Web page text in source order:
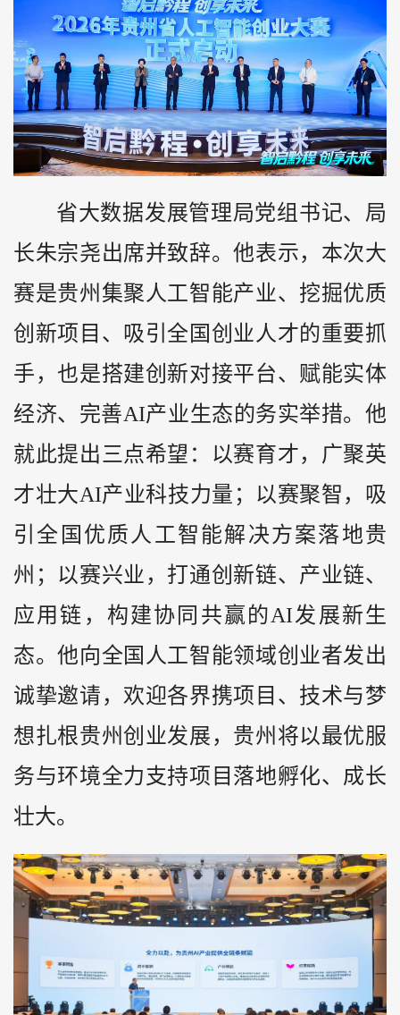
省大数据发展管理局党组书记、局
长朱宗尧出席并致辞。他表示，本次大
赛是贵州集聚人工智能产业、挖掘优质
创新项目、吸引全国创业人才的重要抓
手，也是搭建创新对接平台、赋能实体
经济、完善AI产业生态的务实举措。他
就此提出三点希望：以赛育才，广聚英
才壮大AI产业科技力量；以赛聚智，吸
引全国优质人工智能解决方案落地贵
州；以赛兴业，打通创新链、产业链、
应用链，构建协同共赢的AI发展新生
态。他向全国人工智能领域创业者发出
诚挚邀请，欢迎各界携项目、技术与梦
想扎根贵州创业发展，贵州将以最优服
务与环境全力支持项目落地孵化、成长
壮大。